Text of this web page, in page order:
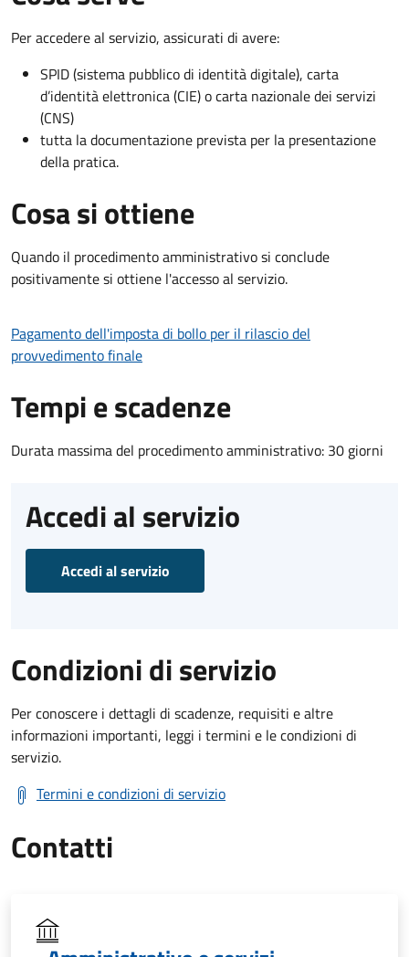
Per accedere al servizio, assicurati di avere:
SPID (sistema pubblico di identità digitale), carta
d’identità elettronica (CIE) o carta nazionale dei servizi
(CNS)
tutta la documentazione prevista per la presentazione
della pratica.
Cosa si ottiene
Quando il procedimento amministrativo si conclude
positivamente si ottiene l'accesso al servizio.
Pagamento dell'imposta di bollo per il rilascio del
provvedimento finale
Tempi e scadenze
Durata massima del procedimento amministrativo: 30 giorni
Accedi al servizio
Accedi al servizio
Condizioni di servizio
Per conoscere i dettagli di scadenze, requisiti e altre
informazioni importanti, leggi i termini e le condizioni di
servizio.
Termini e condizioni di servizio
Contatti